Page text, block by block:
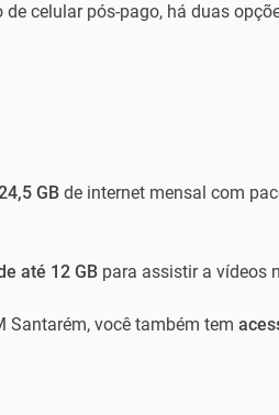
celular pós-pago, há duas
GBde internet mensal com
até 12 GB para assistir a vídeos
Santarém, você também tem